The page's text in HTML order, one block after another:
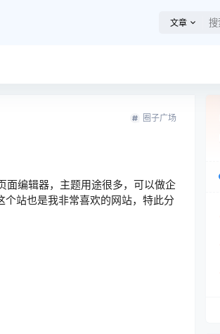
文章
圈子广场
编辑器，主题用途很多，可以做企
站也是我非常喜欢的网站，特此分